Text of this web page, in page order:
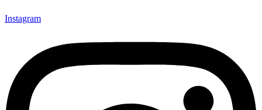
Instagram